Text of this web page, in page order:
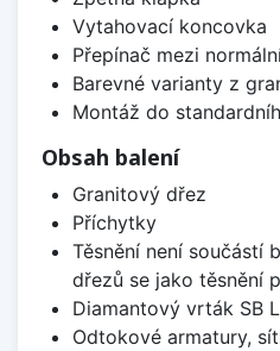
Vytahovací koncovka
Přepínač mezi
Barevné varianty z
Montáž do
Obsah balení
Granitový dřez
Příchytky
Těsnění není součástí
dřezů se jako těsnění
Diamantový vrták SB
Odtokové armatury,